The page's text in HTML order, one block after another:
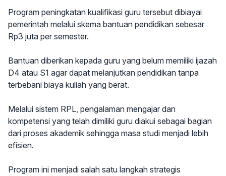
Program peningkatan kualifikasi guru tersebut dibiayai
pemerintah melalui skema bantuan pendidikan sebesar
Rp3 juta per semester.
Bantuan diberikan kepada guru yang belum memiliki ijazah
D4 atau S1 agar dapat melanjutkan pendidikan tanpa
terbebani biaya kuliah yang berat.
Melalui sistem RPL, pengalaman mengajar dan
kompetensi yang telah dimiliki guru diakui sebagai bagian
dari proses akademik sehingga masa studi menjadi lebih
efisien.
Program ini menjadi salah satu langkah strategis